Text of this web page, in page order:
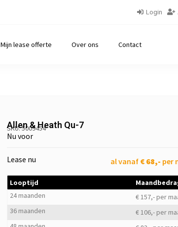
Login
Mijn lease offerte Over ons Contact
Allen & Heath Qu-7
SKU: 5009454
Nu voor
Lease nu al vanaf € 68,- per
Looptijd
24 maanden
€ 157,- per
36 maanden
€ 106,- per